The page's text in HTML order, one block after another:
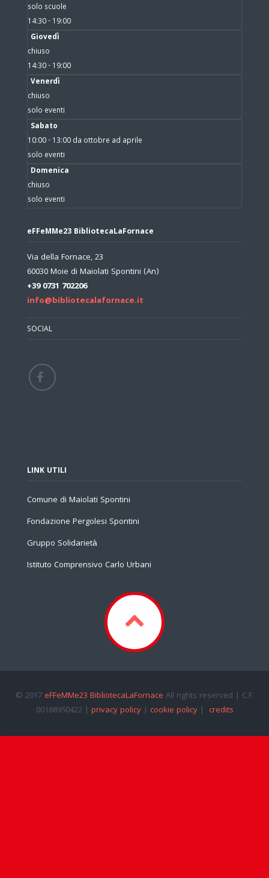
solo scuole
14:30 - 19:00
Giovedì
chiuso
14:30 - 19:00
Venerdì
chiuso
solo eventi
Sabato
10:00 - 13:00 da ottobre ad aprile
solo eventi
Domenica
chiuso
solo eventi
eFFeMMe23 BibliotecaLaFornace
Via della Fornace, 23
60030 Moie di Maiolati Spontini (An)
+39 0731 702206
info@bibliotecalafornace.it
SOCIAL
LINK UTILI
Comune di Maiolati Spontini
Fondazione Pergolesi Spontini
Gruppo Solidarietà
Istituto Comprensivo Carlo Urbani
© 2017 eFFeMMe23 BibliotecaLaFornace All rights reserved | C.F.
00188950422 | privacy policy| cookie policy| credits